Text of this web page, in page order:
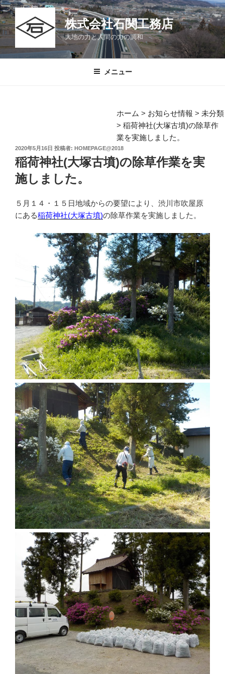
コ
ン
テ
ツ
株式会社石関工務店
大地の力と人間の力の調和
メニュー
ホーム > お知らせ情報 > 未分類
> 稲荷神社(大塚古墳)の除草作
業を実施しました。
投
稿
日:
2020年5月16日 投稿者: HOMEPAGE@2018
稲荷神社(大塚古墳)の除草作業を実
施しました。
５月１４・１５日地域からの要望により、渋川市吹屋原
にある稲荷神社(大塚古墳)の除草作業を実施しました。